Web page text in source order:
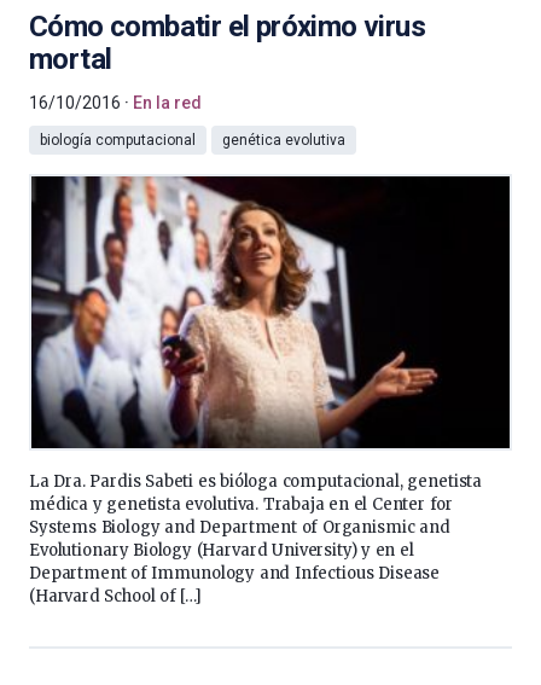
Cómo combatir el próximo virus
mortal
16/10/2016 En la red
biología computacional genética evolutiva
La Dra. Pardis Sabeti es bióloga computacional, genetista
médica y genetista evolutiva. Trabaja en el Center for
Systems Biology and Department of Organismic and
Evolutionary Biology (Harvard University) y en el
Department of Immunology and Infectious Disease
(Harvard School of […]